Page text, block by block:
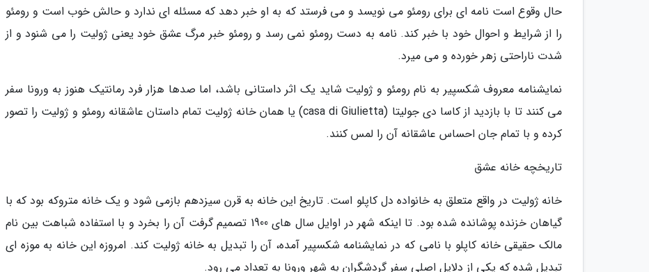
حال وقوع است نامه ای برای رومئو می نویسد و می فرستد که به او خبر دهد که مسئله ای ندارد و حالش خوب است و رومئو
را از شرایط و احوال خود با خبر کند. نامه به دست رومئو نمی رسد و رومئو خبر مرگ عشق خود یعنی ژولیت را می شنود و از
شدت ناراحتی زهر خورده و می میرد.
نمایشنامه معروف شکسپیر به نام رومئو و ژولیت شاید یک اثر داستانی باشد، اما صدها هزار فرد رمانتیک هنوز به ورونا سفر
می کنند تا با بازدید از کاسا دی جولیتا (casa di Giulietta) یا همان خانه ژولیت تمام داستان عاشقانه رومئو و ژولیت را تصور
کرده و با تمام جان احساس عاشقانه آن را لمس کنند.
تاریخچه خانه عشق
خانه ژولیت در واقع متعلق به خانواده دل کاپلو است. تاریخ این خانه به قرن سیزدهم بازمی شود و یک خانه متروکه بود که با
گیاهان خزنده پوشانده شده بود. تا اینکه شهر در اوایل سال های 1900 تصمیم گرفت آن را بخرد و با استفاده شباهت بین نام
مالک حقیقی خانه کاپلو با نامی که در نمایشنامه شکسپیر آمده، آن را تبدیل به خانه ژولیت کند. امروزه این خانه به موزه ای
تبدیل شده که یکی از دلایل اصلی سفر گردشگران به شهر ورونا به تعداد می رود.